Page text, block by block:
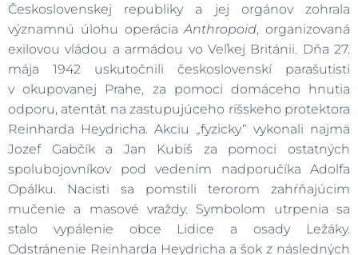
Československej republiky a jej orgánov zohrala
významnú úlohu operáciaAnthropoid, organizovaná
exilovou vládou a armádou vo Veľkej Británii. Dňa 27.
mája 1942 uskutočnili československí parašutisti
v okupovanej Prahe, za pomoci domáceho hnutia
odporu, atentát na zastupujúceho ríšskeho protektora
Reinharda Heydricha. Akciu „fyzicky“ vykonali najmä
Jozef Gabčík a Jan Kubiš za pomoci ostatných
spolubojovníkov pod vedením nadporučíka Adolfa
Opálku. Nacisti sa pomstili terorom zahŕňajúcim
mučenie a masové vraždy. Symbolom utrpenia sa
stalo vypálenie obce Lidice a osady Ležáky.
Odstránenie Reinharda Heydricha a šok z následných